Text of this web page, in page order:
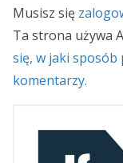
Musisz się
Ta strona używa
się, w jaki sposób
komentarzy.